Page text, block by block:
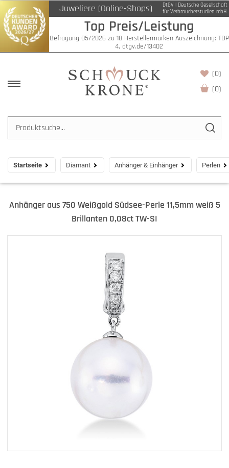
Juweliere (Online-Shops)
DtGV | Deutsche Gesellschaft
für Verbraucherstudien mbH
Top Preis/Leistung
Befragung 05/2026 zu 18 Herstellermarken Auszeichnung: TOP
4, dtgv.de/13402
(0)
(0)
Startseite Diamant Anhänger & Einhänger Perlen
Anhänger aus 750 Weißgold Südsee-Perle 11,5mm weiß 5
Brillanten 0,08ct TW-SI